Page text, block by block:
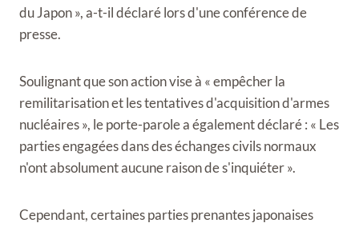
du Japon », a-t-il déclaré lors d'une conférence de
presse.
Soulignant que son action vise à « empêcher la
remilitarisation et les tentatives d'acquisition d'armes
nucléaires », le porte-parole a également déclaré : « Les
parties engagées dans des échanges civils normaux
n'ont absolument aucune raison de s'inquiéter ».
Cependant, certaines parties prenantes japonaises